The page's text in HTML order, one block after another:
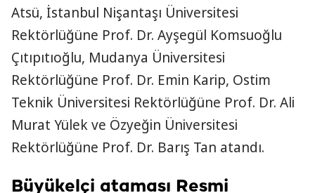
Atsü, İstanbul Nişantaşı Üniversitesi
Rektörlüğüne Prof. Dr. Ayşegül Komsuoğlu
Çıtıpıtıoğlu, Mudanya Üniversitesi
Rektörlüğüne Prof. Dr. Emin Karip, Ostim
Teknik Üniversitesi Rektörlüğüne Prof. Dr. Ali
Murat Yülek ve Özyeğin Üniversitesi
Rektörlüğüne Prof. Dr. Barış Tan atandı.
Büyükelçi ataması Resmi